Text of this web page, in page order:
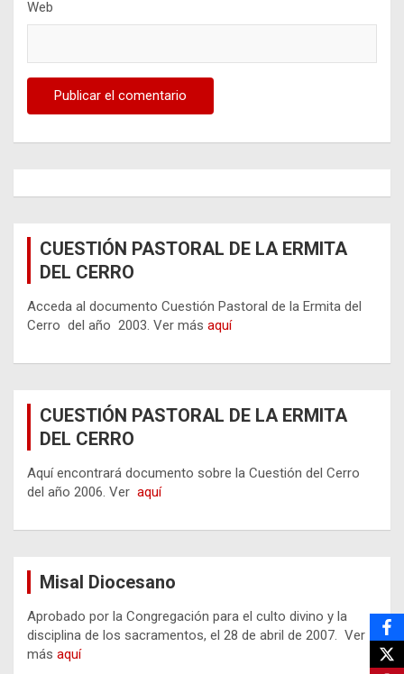
Web
CUESTIÓN PASTORAL DE LA ERMITA
DEL CERRO
Acceda al documento Cuestión Pastoral de la Ermita del
Cerro del año 2003. Ver más aquí
CUESTIÓN PASTORAL DE LA ERMITA
DEL CERRO
Aquí encontrará documento sobre la Cuestión del Cerro
del año 2006. Ver aquí
Misal Diocesano
Aprobado por la Congregación para el culto divino y la
disciplina de los sacramentos, el 28 de abril de 2007. Ver
más aquí